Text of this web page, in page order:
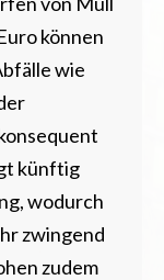
können
wie
künftig
wodurch
zwingend
zudem